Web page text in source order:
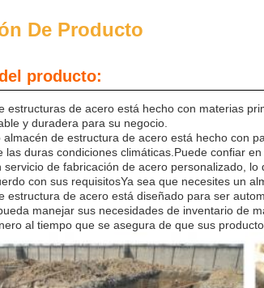
De Producto
producto:
estructuras de acero está hecho con materias
y duradera para su negocio.
almacén de estructura de acero está hecho con
las duras condiciones climáticas.Puede confiar
servicio de fabricación de acero personalizado,
con sus requisitosYa sea que necesites un
estructura de acero está diseñado para ser
manejar sus necesidades de inventario de
al tiempo que se asegura de que sus